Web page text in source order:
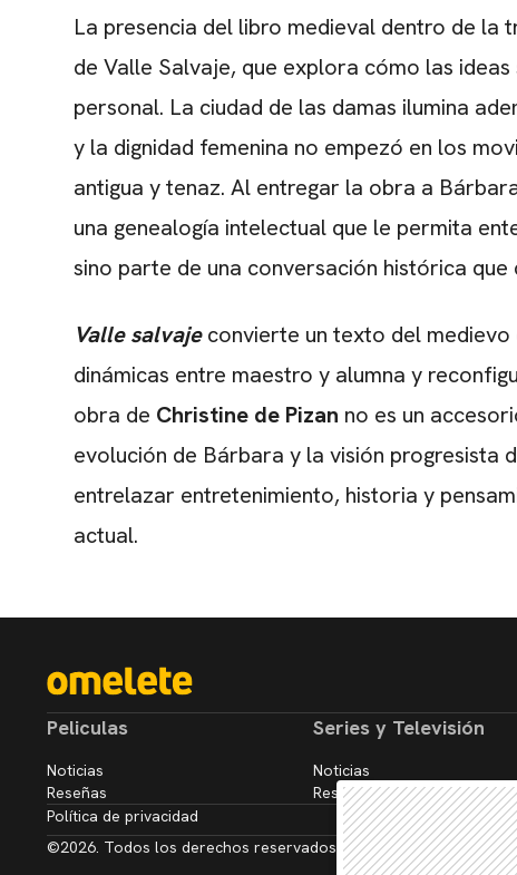
La presencia del libro medieval dentro de la
de Valle Salvaje, que explora cómo las
personal. La ciudad de las damas ilumina
y la dignidad femenina no empezó en los
antigua y tenaz. Al entregar la obra a
una genealogía intelectual que le permita
sino parte de una conversación histórica que
Valle salvajeconvierte un texto del medievo
dinámicas entre maestro y alumna y
obra de Christine de Pizan no es un
evolución de Bárbara y la visión progresista
entrelazar entretenimiento, historia y
actual.
Peliculas
Noticias
Reseñas
Series y Televisión
Noticias
Reseñas
Política de privacidad
©2026. Todos los derechos reservados.